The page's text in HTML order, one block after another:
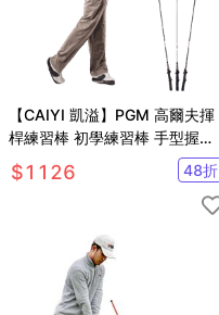
【CAIYI 凱溢】PGM 高爾夫揮
桿練習棒 初學練習棒 手型握把
練習揮桿棒 高爾夫球桿 初學球
桿
$1126 48折